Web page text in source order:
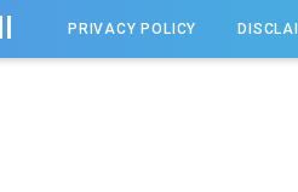
PRIVACY POLICY